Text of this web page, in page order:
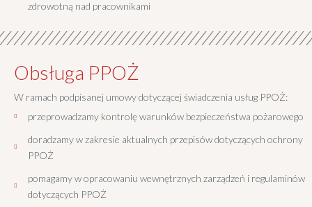
zdrowotną nad pracownikami
Obsługa PPOŻ
W ramach podpisanej umowy dotyczącej świadczenia usług PPOŻ:
przeprowadzamy kontrolę warunków bezpieczeństwa pożarowego
doradzamy w zakresie aktualnych przepisów dotyczących ochrony
PPOŻ
pomagamy w opracowaniu wewnętrznych zarządzeń i regulaminów
dotyczących PPOŻ